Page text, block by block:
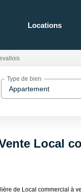
Locations
Appartement
Type de bien
Local
de Local commercial à